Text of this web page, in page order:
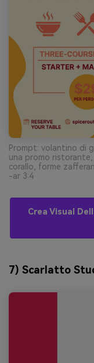
Prompt: volantino di
una promo
corallo, forme
-ar 3:4
Crea Visual
7) Scarlatto